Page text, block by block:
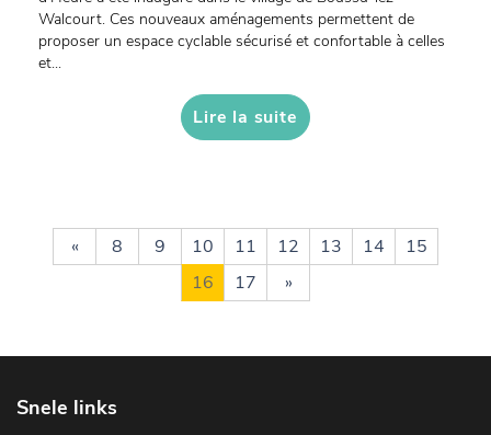
Walcourt. Ces nouveaux aménagements permettent de
proposer un espace cyclable sécurisé et confortable à celles
et...
Lire la suite
« 8 9 10 11 12 13 14
15
16
17 »
Snele links